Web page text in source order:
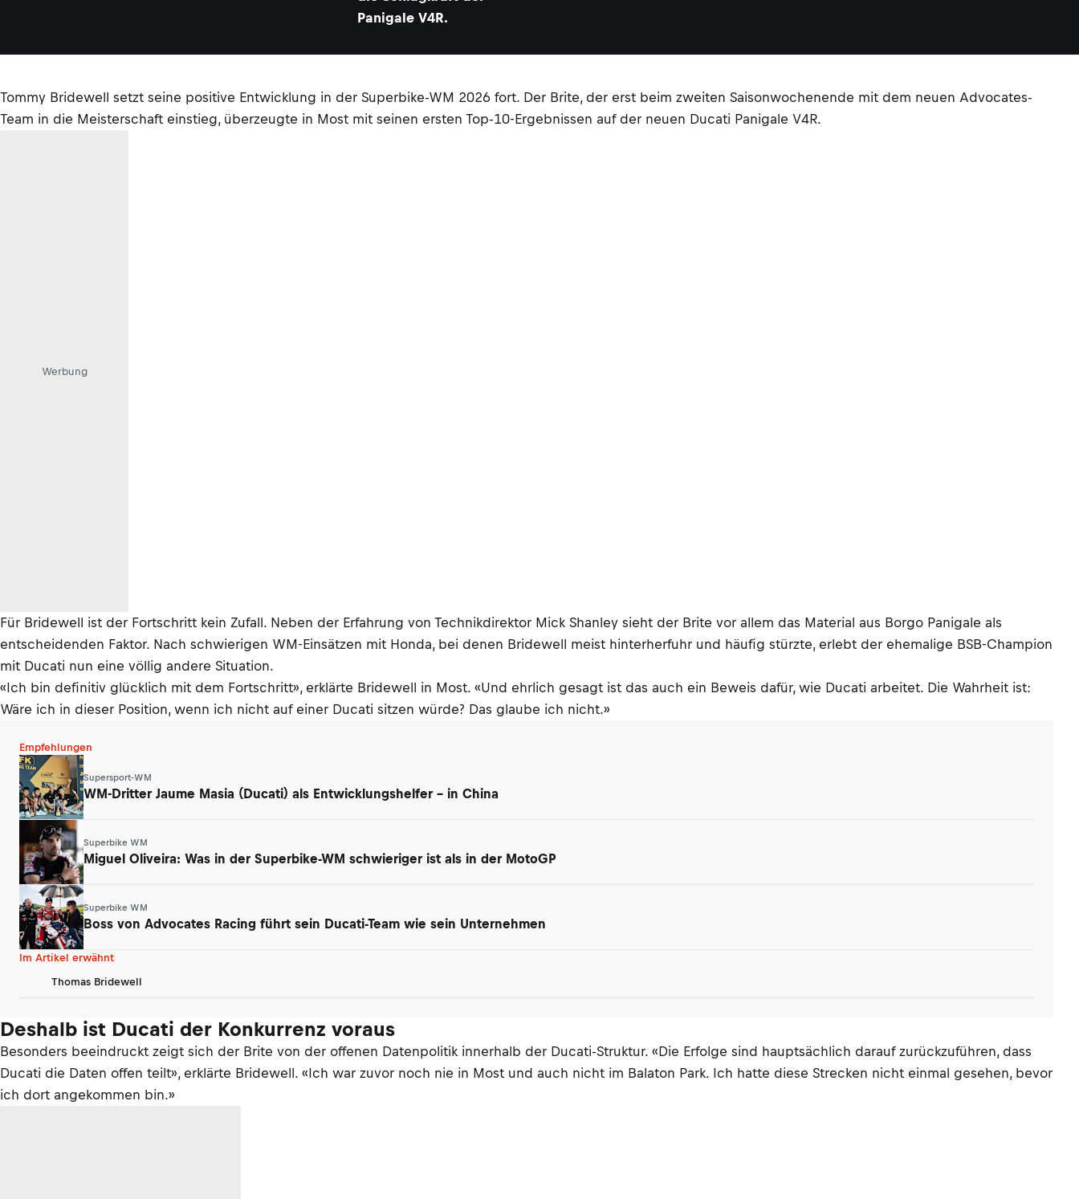
Panigale V4R.
Tommy Bridewell setzt seine positive Entwicklung in der Superbike-WM 2026 fort. Der Brite, der erst beim zweiten Saisonwochenende mit dem neuen Advocates-
Team in die Meisterschaft einstieg, überzeugte in Most mit seinen ersten Top-10-Ergebnissen auf der neuen Ducati Panigale V4R.
Werbung
Für Bridewell ist der Fortschritt kein Zufall. Neben der Erfahrung von Technikdirektor Mick Shanley sieht der Brite vor allem das Material aus Borgo Panigale als
entscheidenden Faktor. Nach schwierigen WM-Einsätzen mit Honda, bei denen Bridewell meist hinterherfuhr und häufig stürzte, erlebt der ehemalige BSB-Champion
mit Ducati nun eine völlig andere Situation.
«Ich bin definitiv glücklich mit dem Fortschritt», erklärte Bridewell in Most. «Und ehrlich gesagt ist das auch ein Beweis dafür, wie Ducati arbeitet. Die Wahrheit ist:
Wäre ich in dieser Position, wenn ich nicht auf einer Ducati sitzen würde? Das glaube ich nicht.»
Empfehlungen
Supersport-WM
WM-Dritter Jaume Masia (Ducati) als Entwicklungshelfer – in China
Superbike WM
Miguel Oliveira: Was in der Superbike-WM schwieriger ist als in der MotoGP
Superbike WM
Boss von Advocates Racing führt sein Ducati-Team wie sein Unternehmen
Im Artikel erwähnt
Thomas Bridewell
Deshalb ist Ducati der Konkurrenz voraus
Besonders beeindruckt zeigt sich der Brite von der offenen Datenpolitik innerhalb der Ducati-Struktur. «Die Erfolge sind hauptsächlich darauf zurückzuführen, dass
Ducati die Daten offen teilt», erklärte Bridewell. «Ich war zuvor noch nie in Most und auch nicht im Balaton Park. Ich hatte diese Strecken nicht einmal gesehen, bevor
ich dort angekommen bin.»